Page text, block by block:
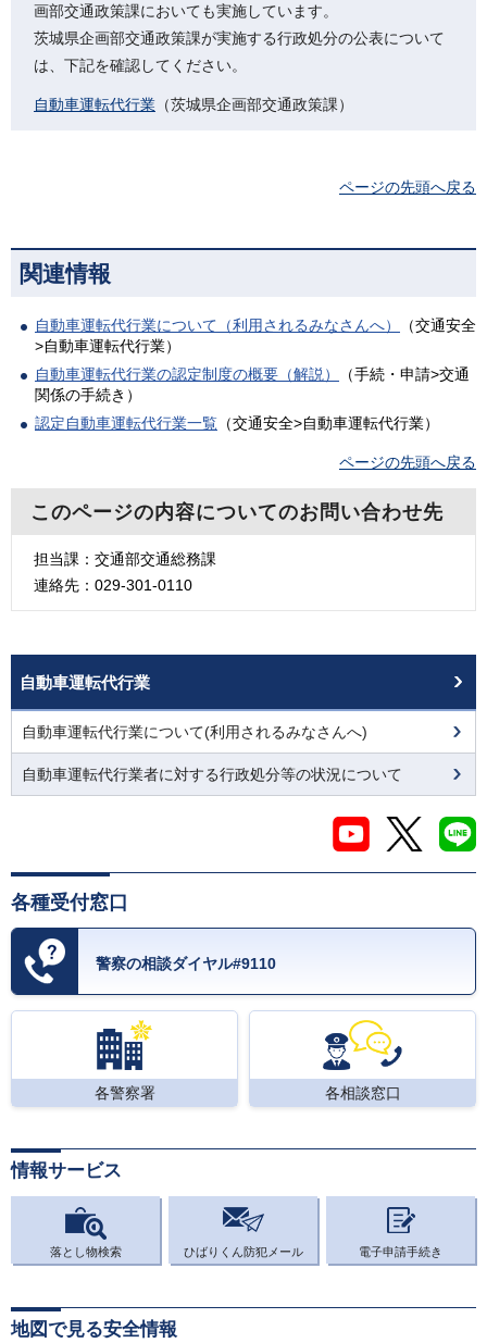
画部交通政策課においても実施しています。
茨城県企画部交通政策課が実施する行政処分の公表について
は、下記を確認してください。
自動車運転代行業 （茨城県企画部交通政策課）
ページの先頭へ戻る
関連情報
自動車運転代行業について（利用されるみなさんへ）
（交通安全
>自動車運転代行業）
自動車運転代行業の認定制度の概要（解説）
（手続・申請>交通
関係の手続き）
認定自動車運転代行業一覧 （交通安全>自動車運転代行業）
ページの先頭へ戻る
このページの内容についてのお問い合わせ先
担当課：交通部交通総務課
連絡先：029-301-0110
自動車運転代行業
自動車運転代行業について(利用されるみなさんへ)
自動車運転代行業者に対する行政処分等の状況について
各種受付窓口
警察の相談ダイヤル#9110
各警察署 各相談窓口
情報サービス
落とし物検索 ひばりくん防犯メール 電子申請手続き
地図で見る安全情報